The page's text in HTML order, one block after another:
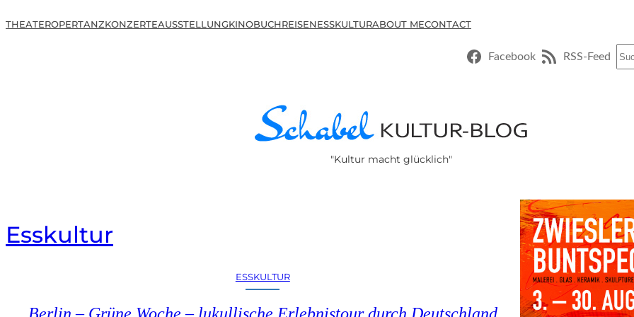
THEATEROPERTANZKONZERTEAUSSTELLUNGKINOBUCHREISENESSKULTURABOUT MECONTACT
Facebook RSS-Feed
"Kultur macht glücklich"
Esskultur
ESSKULTUR